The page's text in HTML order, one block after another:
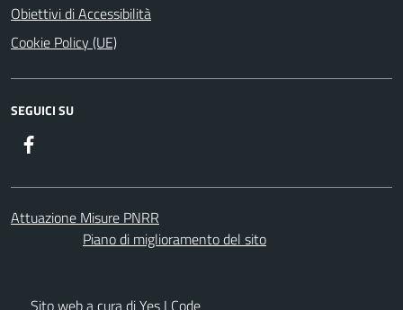
Obiettivi di Accessibilità
Cookie Policy (UE)
SEGUICI SU
Attuazione Misure PNRR
Piano di miglioramento del sito
Sito web a cura di Yes I Code